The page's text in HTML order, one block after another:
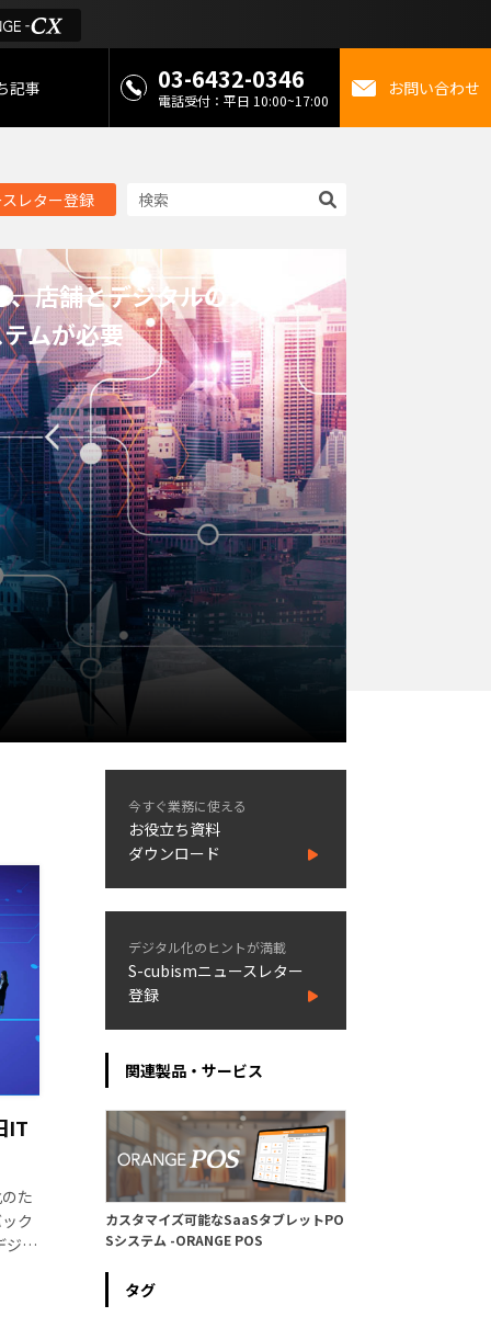
記事
ライを考えるメディ
03-6432-0346
電話受付：平日 10:00~17:00
お問い合わせ
レター登録
、店舗とデジタルのスムー
ムが必要
IT
た
ク
ジタ
の
今すぐ業務に使える
お役立ち資料
ダウンロード
デジタル化のヒントが満載
S-cubismニュースレター
登録
関連製品・サービス
カスタマイズ可能なSaaSタブレットPO
Sシステム -ORANGE POS
タグ